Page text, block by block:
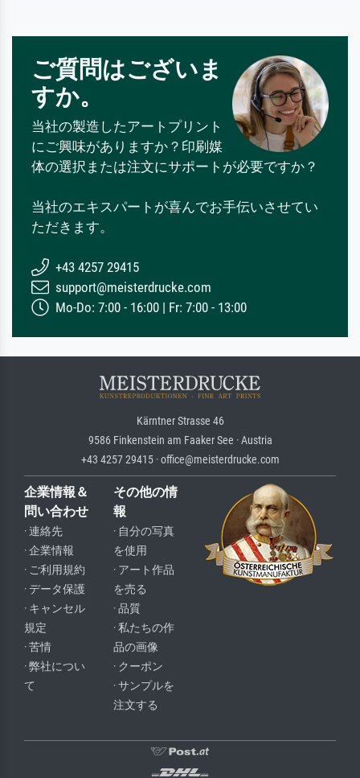
ご質問はございま
すか。
当社の製造したアートプリント
にご興味がありますか？印刷媒
体の選択または注文にサポートが必要ですか？
当社のエキスパートが喜んでお手伝いさせてい
ただきます。
+43 4257 29415
support@meisterdrucke.com
Mo-Do: 7:00 - 16:00 | Fr: 7:00 - 13:00
Kärntner Strasse 46
9586 Finkenstein am Faaker See · Austria
+43 4257 29415 · office@meisterdrucke.com
企業情報＆
問い合わせ
· 連絡先
· 企業情報
· ご利用規約
· データ保護
· キャンセル
規定
· 苦情
· 弊社につい
て
その他の情
報
· 自分の写真
を使用
· アート作品
を売る
· 品質
· 私たちの作
品の画像
· クーポン
· サンプルを
注文する